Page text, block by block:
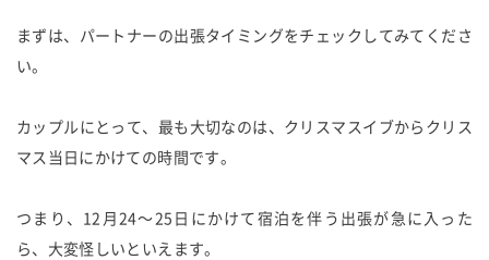
まずは、パートナーの出張タイミングをチェックしてみてくださ
い。
カップルにとって、最も大切なのは、クリスマスイブからクリス
マス当日にかけての時間です。
つまり、12月24～25日にかけて宿泊を伴う出張が急に入った
ら、大変怪しいといえます。